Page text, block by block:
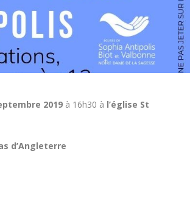
2019à 16h30 à l’église St
d’Angleterre